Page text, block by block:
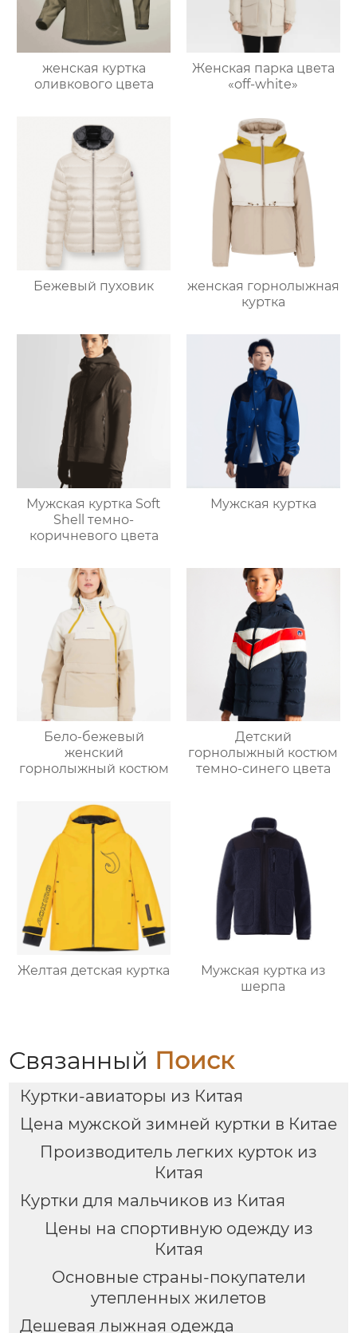
женская куртка
оливкового цвета
Женская парка цвета
«off-white»
Бежевый пуховик
женская горнолыжная
куртка
Мужская куртка Soft
Shell темно-
коричневого цвета
Мужская куртка
Бело-бежевый
женский
горнолыжный костюм
Детский
горнолыжный костюм
темно-синего цвета
Желтая детская куртка
Мужская куртка из
шерпа
Связанный Поиск
Куртки-авиаторы из Китая
Цена мужской зимней куртки в Китае
Производитель легких курток из
Китая
Куртки для мальчиков из Китая
Цены на спортивную одежду из
Китая
Основные страны-покупатели
утепленных жилетов
Дешевая лыжная одежда